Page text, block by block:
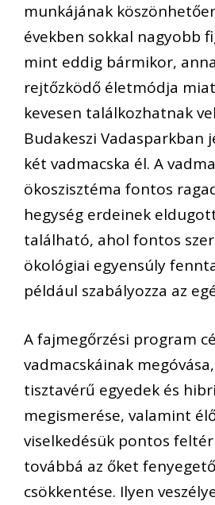
munkájának
években sokkal nagyobb
mint eddig bármikor,
rejtőzködő életmódja
kevesen találkozhatnak
Budakeszi Vadasparkban
két vadmacska él. A
ökoszisztéma fontos
hegység erdeinek
található, ahol fontos
ökológiai egyensúly
például szabályozza az
A fajmegőrzési program
vadmacskáinak
tisztavérű egyedek és
megismerése, valamint
viselkedésük pontos
továbbá az őket
csökkentése. Ilyen